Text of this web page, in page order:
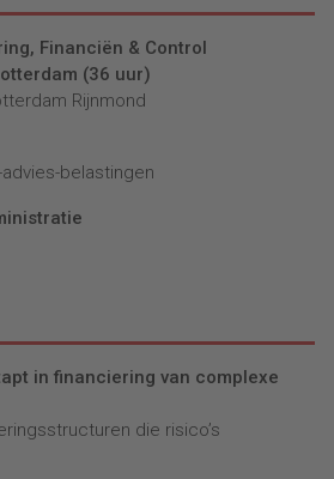
Financiën & Control
(36 uur)
Rijnmond
belastingen
in financiering van complexe
die risico’s